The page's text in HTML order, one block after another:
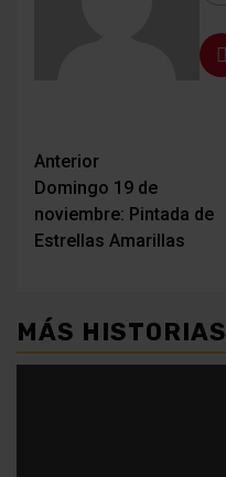
Navegación
de
entradas
Anterior
Domingo 19 de
noviembre: Pintada de
Estrellas Amarillas
MÁS HISTORIAS